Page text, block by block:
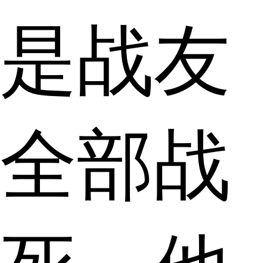
是战友
全部战